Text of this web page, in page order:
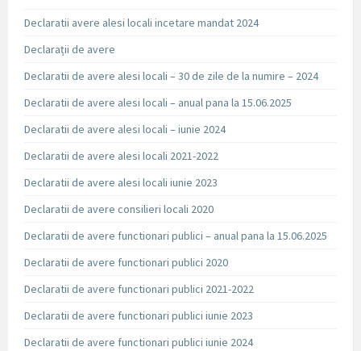
Declaratii avere alesi locali incetare mandat 2024
Declarații de avere
Declaratii de avere alesi locali – 30 de zile de la numire – 2024
Declaratii de avere alesi locali – anual pana la 15.06.2025
Declaratii de avere alesi locali – iunie 2024
Declaratii de avere alesi locali 2021-2022
Declaratii de avere alesi locali iunie 2023
Declaratii de avere consilieri locali 2020
Declaratii de avere functionari publici – anual pana la 15.06.2025
Declaratii de avere functionari publici 2020
Declaratii de avere functionari publici 2021-2022
Declaratii de avere functionari publici iunie 2023
Declaratii de avere functionari publici iunie 2024